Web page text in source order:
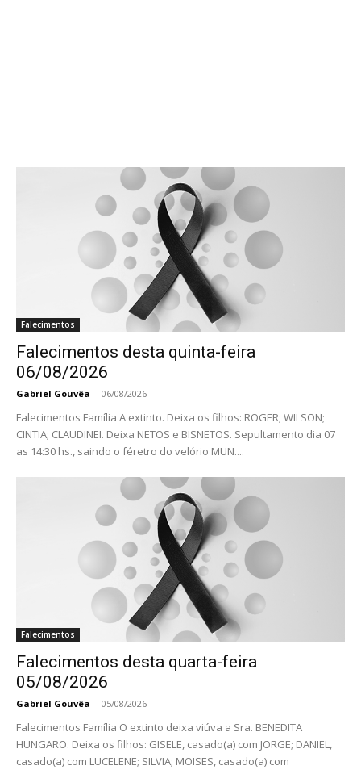
Falecimentos
Falecimentos desta quinta-feira
06/08/2026
Gabriel Gouvêa - 06/08/2026
Falecimentos Família A extinto. Deixa os filhos: ROGER; WILSON;
CINTIA; CLAUDINEI. Deixa NETOS e BISNETOS. Sepultamento dia 07
as 14:30 hs., saindo o féretro do velório MUN....
Falecimentos
Falecimentos desta quarta-feira
05/08/2026
Gabriel Gouvêa - 05/08/2026
Falecimentos Família O extinto deixa viúva a Sra. BENEDITA
HUNGARO. Deixa os filhos: GISELE, casado(a) com JORGE; DANIEL,
casado(a) com LUCELENE; SILVIA; MOISES, casado(a) com